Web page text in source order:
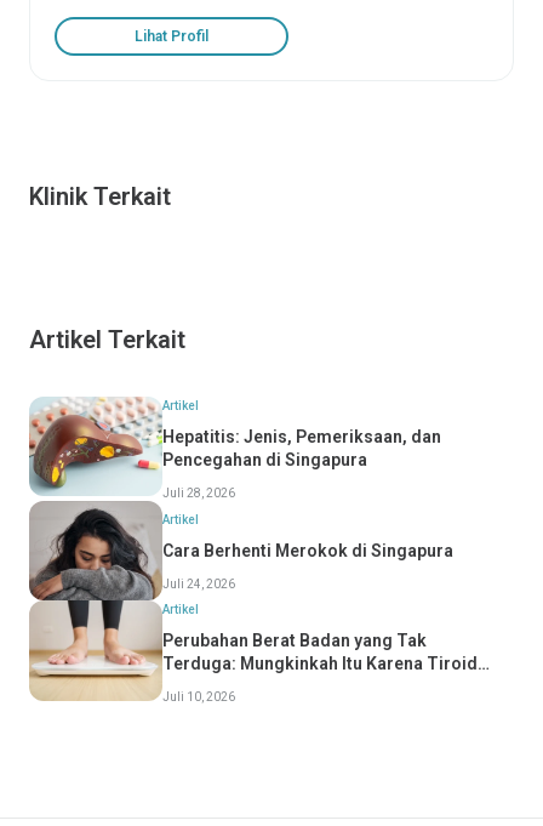
Lihat Profil
Klinik Terkait
Artikel Terkait
Artikel
Hepatitis: Jenis, Pemeriksaan, dan
Pencegahan di Singapura
Juli 28, 2026
Artikel
Cara Berhenti Merokok di Singapura
Juli 24, 2026
Artikel
Perubahan Berat Badan yang Tak
Terduga: Mungkinkah Itu Karena Tiroid
Anda?
Juli 10, 2026